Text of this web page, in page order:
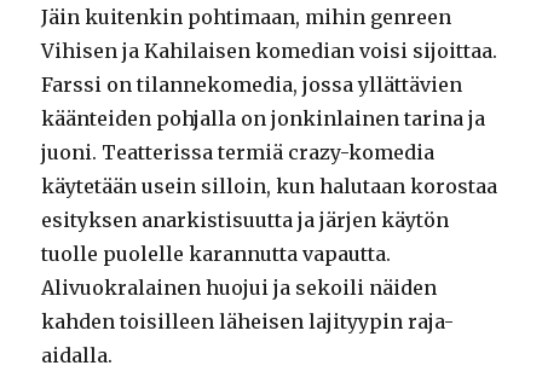
Jäin kuitenkin pohtimaan, mihin genreen
Vihisen ja Kahilaisen komedian voisi sijoittaa.
Farssi on tilannekomedia, jossa yllättävien
käänteiden pohjalla on jonkinlainen tarina ja
juoni. Teatterissa termiä crazy-komedia
käytetään usein silloin, kun halutaan korostaa
esityksen anarkistisuutta ja järjen käytön
tuolle puolelle karannutta vapautta.
Alivuokralainen huojui ja sekoili näiden
kahden toisilleen läheisen lajityypin raja-
aidalla.